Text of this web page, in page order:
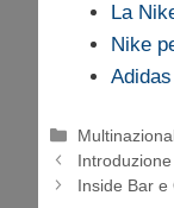
La
Nike
Categorie
Inside Bar e